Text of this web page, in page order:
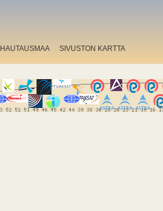
HAUTAUSMAA SIVUSTON KARTTA